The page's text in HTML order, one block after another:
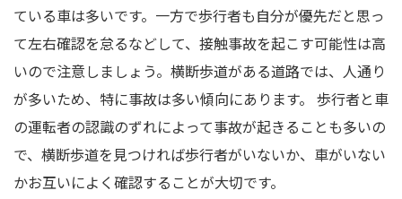
ている車は多いです。一方で歩行者も自分が優先だと思っ
て左右確認を怠るなどして、接触事故を起こす可能性は高
いので注意しましょう。横断歩道がある道路では、人通り
が多いため、特に事故は多い傾向にあります。 歩行者と車
の運転者の認識のずれによって事故が起きることも多いの
で、横断歩道を見つければ歩行者がいないか、車がいない
かお互いによく確認することが大切です。